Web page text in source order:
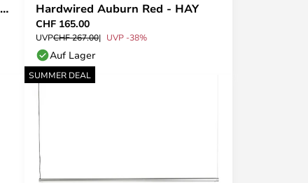
Hardwired Auburn Red - HAY
CHF 165.00
UVPCHF 267.00 UVP -38%
Auf Lager
SUMMER DEAL